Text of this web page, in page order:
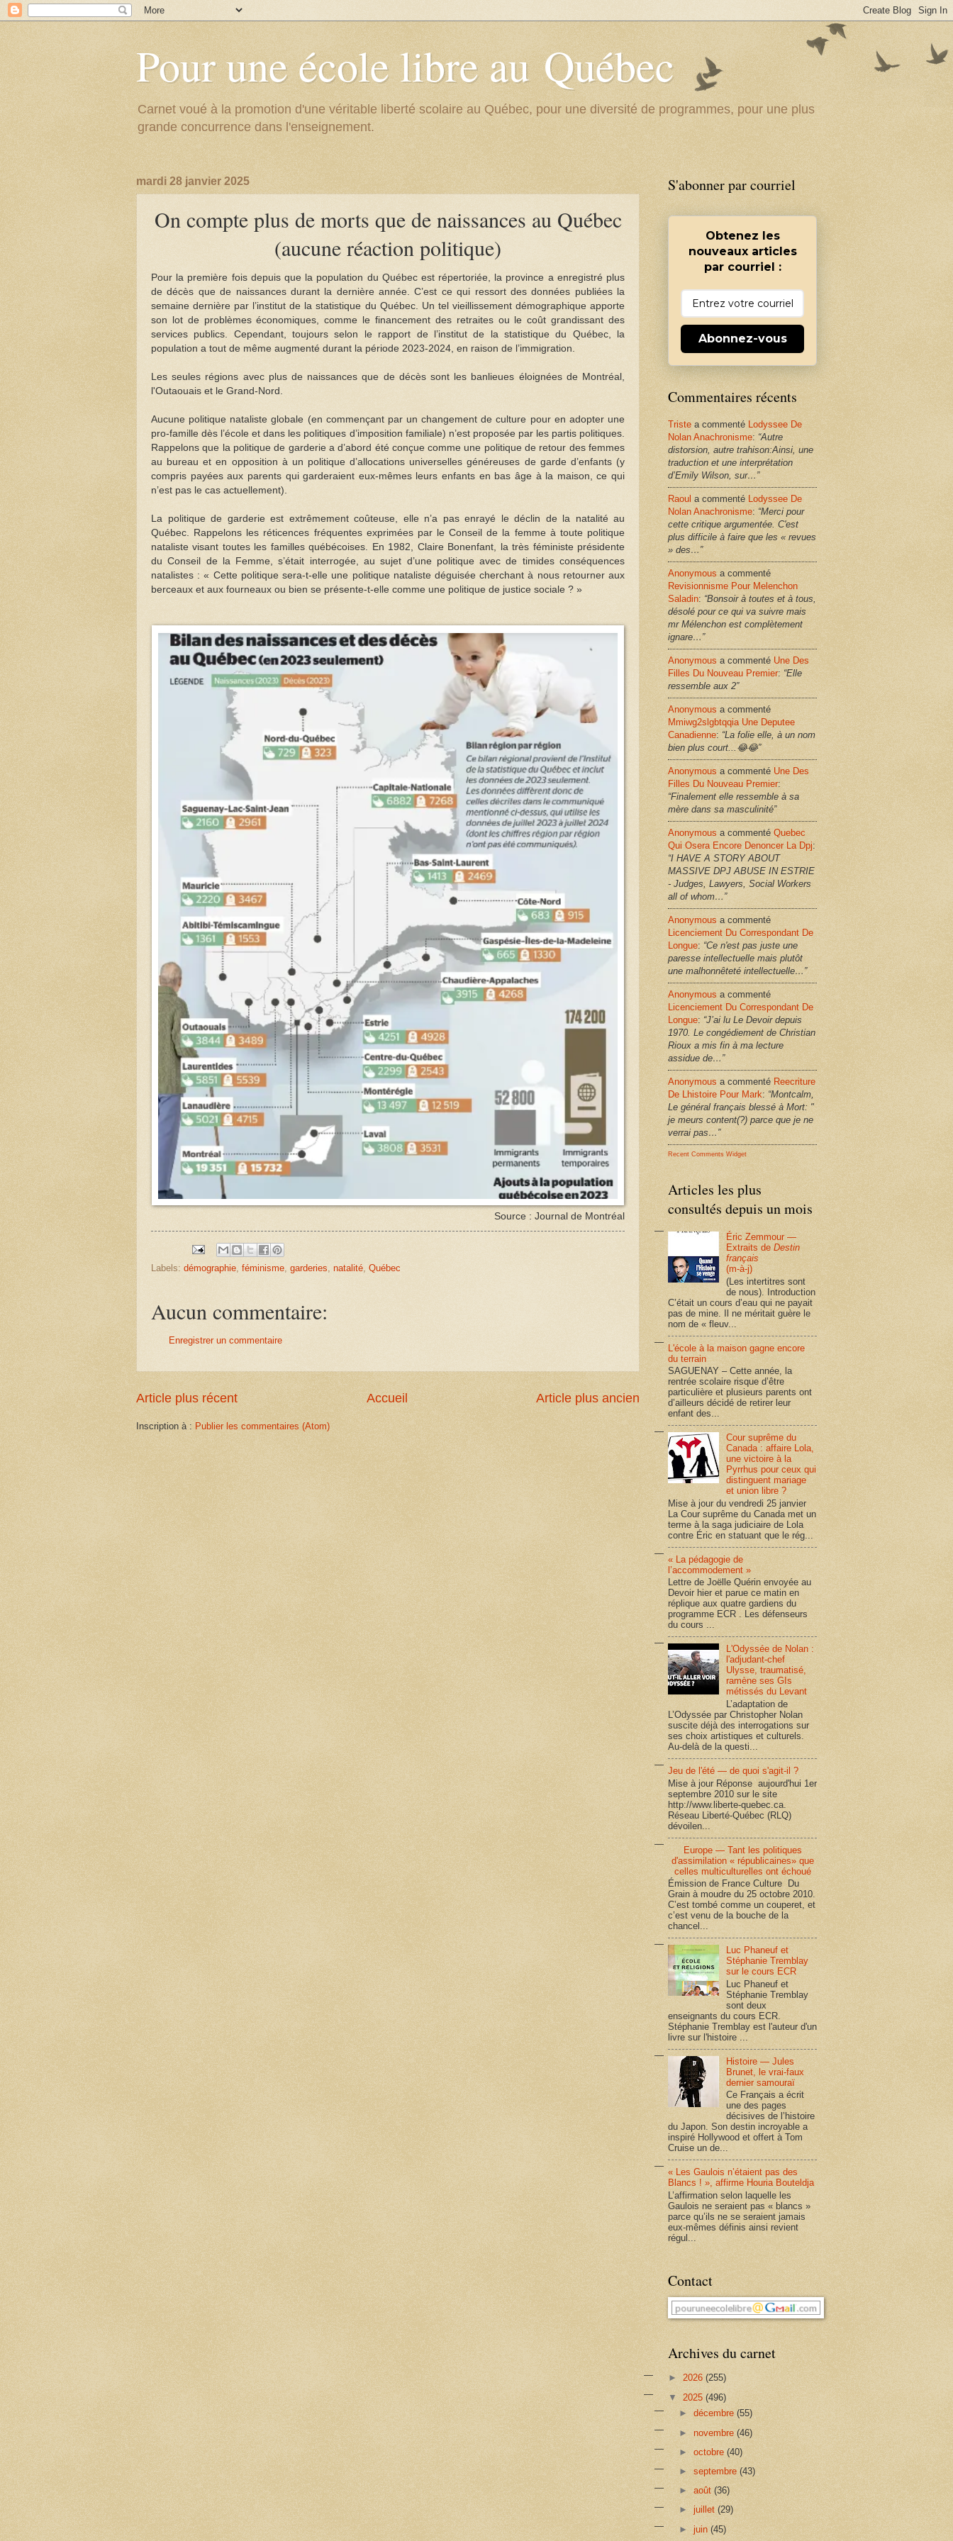
Pour une école libre au Québec
Carnet voué à la promotion d'une véritable liberté scolaire au Québec, pour une diversité de programmes, pour une plus
grande concurrence dans l'enseignement.
mardi 28 janvier 2025
On compte plus de morts que de naissances au Québec
(aucune réaction politique)
Pour la première fois depuis que la population du Québec est répertoriée, la province a enregistré plus
de décès que de naissances durant la dernière année. C’est ce qui ressort des données publiées la
semaine dernière par l’institut de la statistique du Québec. Un tel vieillissement démographique apporte
son lot de problèmes économiques, comme le financement des retraites ou le coût grandissant des
services publics. Cependant, toujours selon le rapport de l’institut de la statistique du Québec, la
population a tout de même augmenté durant la période 2023-2024, en raison de l’immigration.
Les seules régions avec plus de naissances que de décès sont les banlieues éloignées de Montréal,
l'Outaouais et le Grand-Nord.
Aucune politique nataliste globale (en commençant par un changement de culture pour en adopter une
pro-famille dès l’école et dans les politiques d’imposition familiale) n’est proposée par les partis politiques.
Rappelons que la politique de garderie a d’abord été conçue comme une politique de retour des femmes
au bureau et en opposition à un politique d’allocations universelles généreuses de garde d’enfants (y
compris payées aux parents qui garderaient eux-mêmes leurs enfants en bas âge à la maison, ce qui
n’est pas le cas actuellement).
La politique de garderie est extrêmement coûteuse, elle n’a pas enrayé le déclin de la natalité au
Québec. Rappelons les réticences fréquentes exprimées par le Conseil de la femme à toute politique
nataliste visant toutes les familles québécoises. En 1982, Claire Bonenfant, la très féministe présidente
du Conseil de la Femme, s’était interrogée, au sujet d’une politique avec de timides conséquences
natalistes : « Cette politique sera-t-elle une politique nataliste déguisée cherchant à nous retourner aux
berceaux et aux fourneaux ou bien se présente-t-elle comme une politique de justice sociale ? »
Source : Journal de Montréal
Labels: démographie, féminisme, garderies, natalité, Québec
Aucun commentaire:
Enregistrer un commentaire
Article plus récent Article plus ancien
Accueil
Inscription à : Publier les commentaires (Atom)
S'abonner par courriel
Obtenez les
nouveaux articles
par courriel :
Abonnez-vous
Commentaires récents
Triste a commenté Lodyssee De
Nolan Anachronisme: “Autre
distorsion, autre trahison:Ainsi, une
traduction et une interprétation
d’Emily Wilson, sur…”
Raoul a commenté Lodyssee De
Nolan Anachronisme: “Merci pour
cette critique argumentée. C'est
plus difficile à faire que les « revues
» des…”
Anonymous a commenté
Revisionnisme Pour Melenchon
Saladin: “Bonsoir à toutes et à tous,
désolé pour ce qui va suivre mais
mr Mélenchon est complètement
ignare…”
Anonymous a commenté Une Des
Filles Du Nouveau Premier: “Elle
ressemble aux 2”
Anonymous a commenté
Mmiwg2slgbtqqia Une Deputee
Canadienne: “La folie elle, à un nom
bien plus court...😂😂”
Anonymous a commenté Une Des
Filles Du Nouveau Premier:
“Finalement elle ressemble à sa
mère dans sa masculinité”
Anonymous a commenté Quebec
Qui Osera Encore Denoncer La Dpj:
“I HAVE A STORY ABOUT
MASSIVE DPJ ABUSE IN ESTRIE
- Judges, Lawyers, Social Workers
all of whom…”
Anonymous a commenté
Licenciement Du Correspondant De
Longue: “Ce n'est pas juste une
paresse intellectuelle mais plutôt
une malhonnêteté intellectuelle…”
Anonymous a commenté
Licenciement Du Correspondant De
Longue: “J’ai lu Le Devoir depuis
1970. Le congédiement de Christian
Rioux a mis fin à ma lecture
assidue de…”
Anonymous a commenté Reecriture
De Lhistoire Pour Mark: “Montcalm,
Le général français blessé à Mort: "
je meurs content(?) parce que je ne
verrai pas…”
Recent Comments Widget
Articles les plus
consultés depuis un mois
Éric Zemmour —
Extraits deDestin
français
(m-à-j)
(Les intertitres sont
de nous). Introduction
C’était un cours d’eau qui ne payait
pas de mine. Il ne méritait guère le
nom de « fleuv...
L'école à la maison gagne encore
du terrain
SAGUENAY – Cette année, la
rentrée scolaire risque d’être
particulière et plusieurs parents ont
d’ailleurs décidé de retirer leur
enfant des...
Cour suprême du
Canada : affaire Lola,
une victoire à la
Pyrrhus pour ceux qui
distinguent mariage
et union libre ?
Mise à jour du vendredi 25 janvier
La Cour suprême du Canada met un
terme à la saga judiciaire de Lola
contre Éric en statuant que le rég...
« La pédagogie de
l’accommodement »
Lettre de Joëlle Quérin envoyée au
Devoir hier et parue ce matin en
réplique aux quatre gardiens du
programme ECR . Les défenseurs
du cours ...
L'Odyssée de Nolan :
l'adjudant-chef
Ulysse, traumatisé,
ramène ses GIs
métissés du Levant
L’adaptation de
L’Odyssée par Christopher Nolan
suscite déjà des interrogations sur
ses choix artistiques et culturels.
Au-delà de la questi...
Jeu de l'été — de quoi s'agit-il ?
Mise à jour Réponse aujourd'hui 1er
septembre 2010 sur le site
http://www.liberte-quebec.ca.
Réseau Liberté-Québec (RLQ)
dévoilen...
Europe — Tant les politiques
d'assimilation « républicaines» que
celles multiculturelles ont échoué
Émission de France Culture Du
Grain à moudre du 25 octobre 2010.
C’est tombé comme un couperet, et
c’est venu de la bouche de la
chancel...
Luc Phaneuf et
Stéphanie Tremblay
sur le cours ECR
Luc Phaneuf et
Stéphanie Tremblay
sont deux
enseignants du cours ECR.
Stéphanie Tremblay est l'auteur d'un
livre sur l'histoire ...
Histoire — Jules
Brunet, le vrai-faux
dernier samouraï
Ce Français a écrit
une des pages
décisives de l’histoire
du Japon. Son destin incroyable a
inspiré Hollywood et offert à Tom
Cruise un de...
« Les Gaulois n’étaient pas des
Blancs ! », affirme Houria Bouteldja
L’affirmation selon laquelle les
Gaulois ne seraient pas « blancs »
parce qu’ils ne se seraient jamais
eux-mêmes définis ainsi revient
régul...
Contact
Archives du carnet
► 2026 (255)
▼ 2025 (496)
►décembre(55)
►novembre(46)
►octobre(40)
►septembre(43)
►août(36)
► juillet(29)
►juin(45)